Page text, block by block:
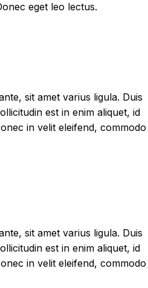
eget leo lectus.
sit amet varius ligula. Duis
est in enim aliquet, id
in velit eleifend, commodo
sit amet varius ligula. Duis
est in enim aliquet, id
in velit eleifend, commodo